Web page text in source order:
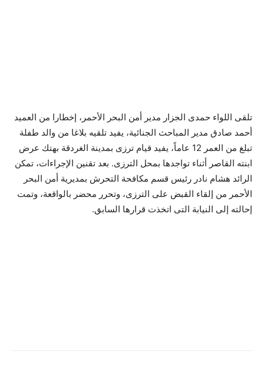
تلقى اللواء حمدى الجزار مدير أمن البحر الأحمر، إخطارا من العميد
أحمد صادق مدير المباحث الجنائية، يفيد تلقيه بلاغا من والد طفلة
تبلغ من العمر 12 عاماً، يفيد قيام ترزى بمدينة الغردقة بهتك عرض
ابنته القاصر أثناء تواجدها بمحل الترزى. بعد تقنين الإجراءات، تمكن
الرائد هشام نادر رئيس قسم مكافحة التحرش بمديرية أمن البحر
الأحمر من إلقاء القبض على الترزى، وتحرر محضر بالواقعة، وتمت
إحالته إلى النيابة التى اتخذت قرارها السابق.